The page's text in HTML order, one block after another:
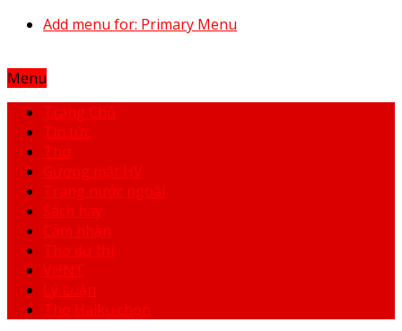
Add menu for: Primary Menu
Menu
Trang Chủ
Tin tức
Thơ
Gương mặt HV
Trang nước ngoài
Sách hay
Cảm nhận
Thơ dự thi
VHNT
Lý Luận
Thơ Haiku chọn